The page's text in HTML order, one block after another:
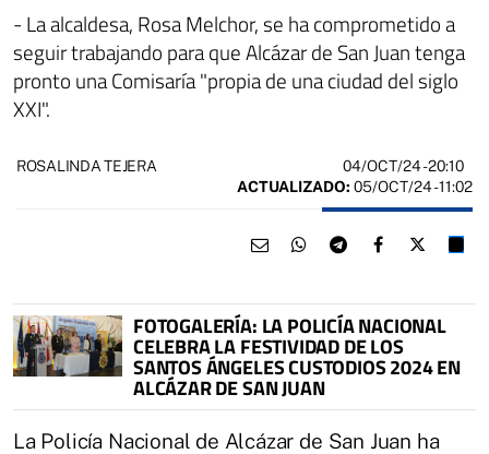
- La alcaldesa, Rosa Melchor, se ha comprometido a
seguir trabajando para que Alcázar de San Juan tenga
pronto una Comisaría "propia de una ciudad del siglo
XXI".
ROSALINDA TEJERA 04/OCT/24- 20:10
ACTUALIZADO: 05/OCT/24 - 11:02
FOTOGALERÍA: LA POLICÍA NACIONAL
CELEBRA LA FESTIVIDAD DE LOS
SANTOS ÁNGELES CUSTODIOS 2024 EN
ALCÁZAR DE SAN JUAN
La Policía Nacional de Alcázar de San Juan ha